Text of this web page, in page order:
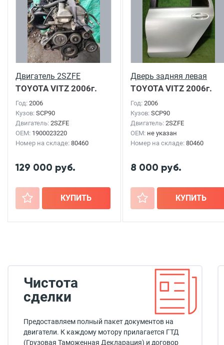
Двигатель 2SZFE
TOYOTA VITZ 2006г.
Год: 2006
Кузов: SCP90
Двигатель: 2SZFE
OEM: 1900023220
Номер на складе: 80460
129 000 руб.
+ КУПИТЬ
Дверь задняя левая
TOYOTA VITZ 2006г.
Год: 2006
Кузов: SCP90
Двигатель: 2SZFE
OEM: не указан
Номер на складе: 80460
8 000 руб.
+ КУПИТЬ
Чистота
сделки
Предоставляем полный пакет документов на
двигатели. К каждому мотору прилагается ГТД
(Грузовая Таможенная Декларация) и договор